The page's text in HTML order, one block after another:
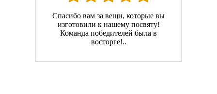
Спасибо вам за вещи, которые вы
изготовили к нашему посвяту!
Команда победителей была в
восторге!..